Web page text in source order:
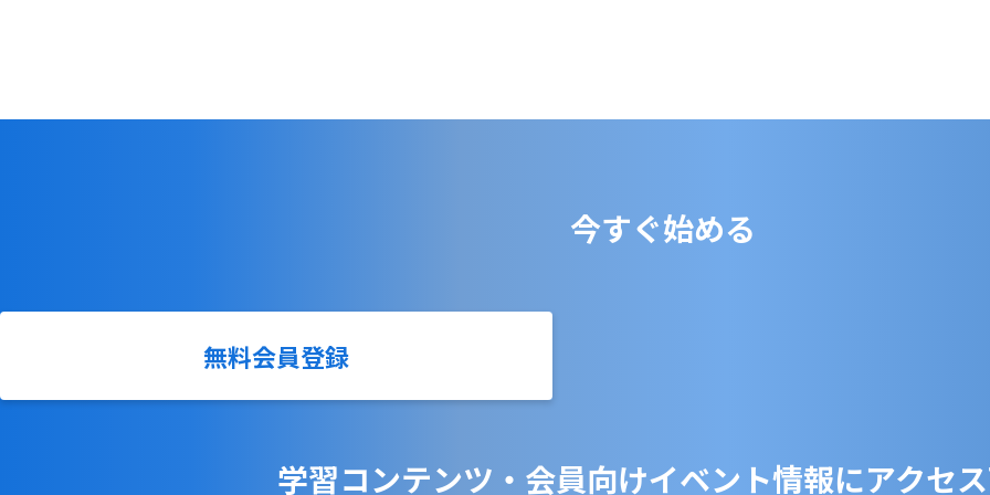
今すぐ始める
無料会員登録
学習コンテンツ・会員向けイベント情報にアクセ